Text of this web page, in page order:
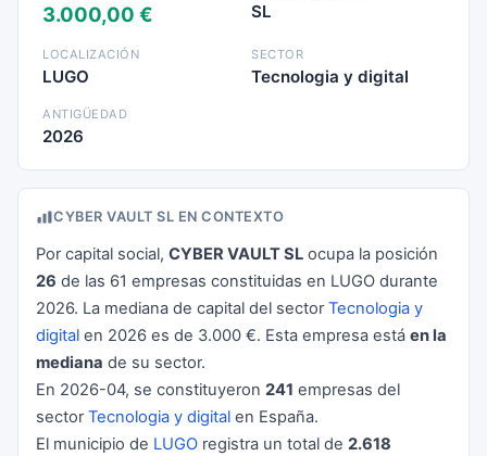
3.000,00 € SL
LOCALIZACIÓN
LUGO
SECTOR
Tecnologia y digital
ANTIGÜEDAD
2026
CYBER VAULT SL EN CONTEXTO
Por capital social, CYBER VAULT SL ocupa la posición
26 de las 61 empresas constituidas en LUGO durante
2026. La mediana de capital del sectorTecnologia y
digital en 2026 es de 3.000 €. Esta empresa está en la
mediana de su sector.
En 2026-04, se constituyeron 241 empresas del
sectorTecnologia y digital en España.
El municipio de LUGO registra un total de 2.618